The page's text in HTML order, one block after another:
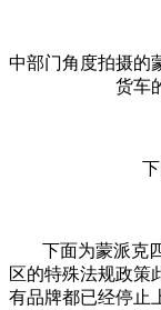
中部门角度拍摄的
货车
下面为蒙派克四
区的特殊法规政策
有品牌都已经停止